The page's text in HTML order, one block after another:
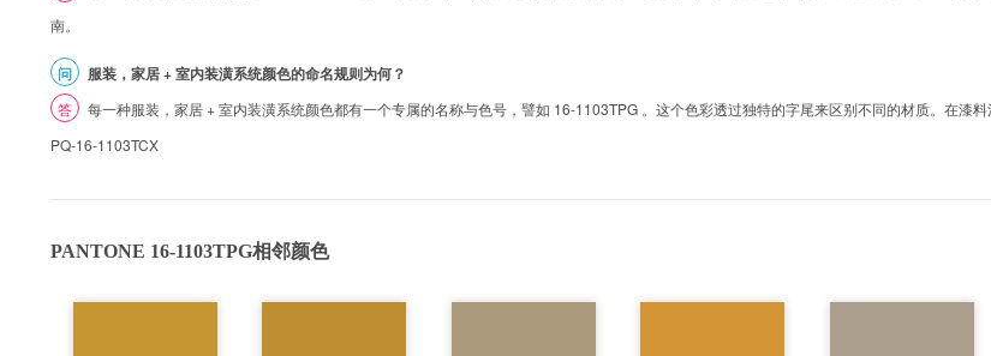
南。
问 服装，家居 + 室内装潢系统颜色的命名规则为何？
答
每一种服装，家居 + 室内装潢系统颜色都有一个专属的名称与色号，譬如 16-1103TPG 。这个色彩透过独特的字尾来区别不同的材质。在漆
PQ-16-1103TCX
PANTONE 16-1103TPG相邻颜色